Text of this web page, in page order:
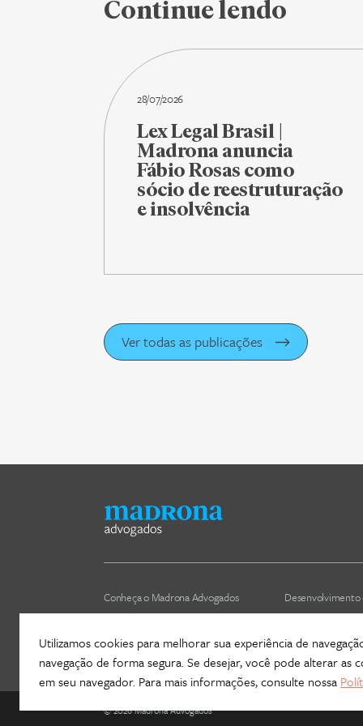
Continue lendo
28/07/2026
Lex Legal Brasil |
Madrona anuncia
Fábio Rosas como
sócio de reestruturação
e insolvência
Ver todas as publicações
Conheça o Madrona Advogados
ESG
Desenvolvimento
Nossos
©2026Madrona Advogados
Utilizamos cookies para melhorar sua experiência de
navegação de forma segura. Se desejar, você pode alterar
em seu navegador. Para mais informações, consulte nossa